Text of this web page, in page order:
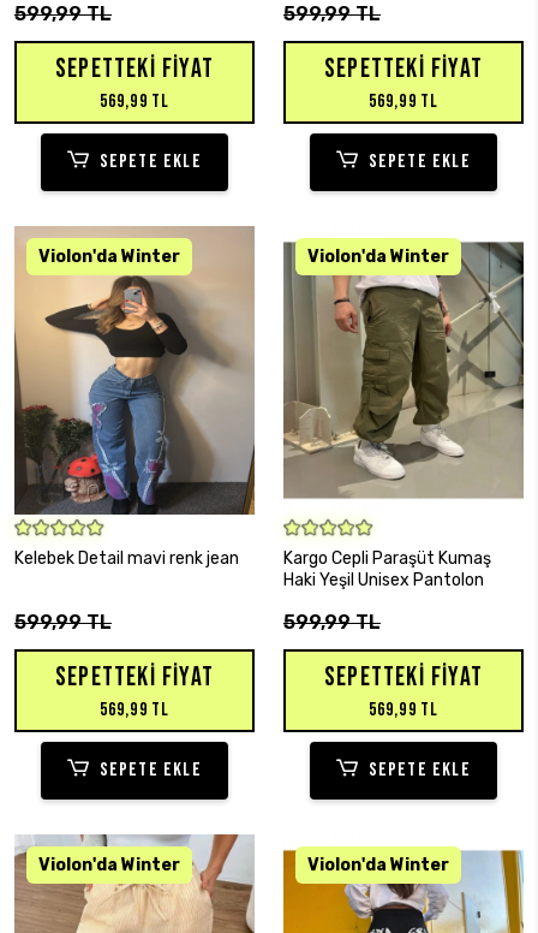
599,99 TL
SEPETTEKI FIYAT
569,99 TL
SEPETE EKLE
599,99 TL
SEPETTEKI FIYAT
569,99 TL
SEPETE EKLE
SEPETE EKLE
Kelebek Detail mavi renk jean
599,99 TL
SEPETTEKI FIYAT
569,99 TL
SEPETE EKLE
SEPETE EKLE
Kargo Cepli Paraşüt Kumaş
Haki Yeşil Unisex Pantolon
599,99 TL
SEPETTEKI FIYAT
569,99 TL
SEPETE EKLE